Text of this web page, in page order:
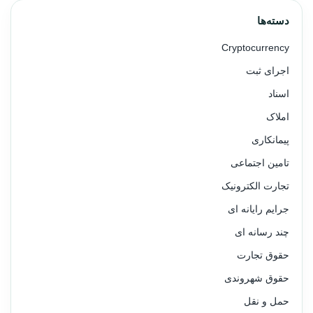
دسته‌ها
Cryptocurrency
اجرای ثبت
اسناد
املاک
پیمانکاری
تامین اجتماعی
تجارت الکترونیک
جرایم رایانه ای
چند رسانه ای
حقوق تجارت
حقوق شهروندی
حمل و نقل